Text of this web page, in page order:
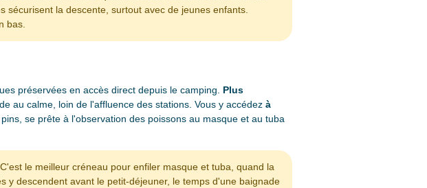
la descente, surtout avec de jeunes enfants.
bas.
préservées en accès direct depuis le camping. Plus
au calme, loin de l'affluence des stations. Vous y accédez à
se prête à l'observation des poissons au masque et au tuba
le meilleur créneau pour enfiler masque et tuba, quand la
y descendent avant le petit-déjeuner, le temps d'une baignade